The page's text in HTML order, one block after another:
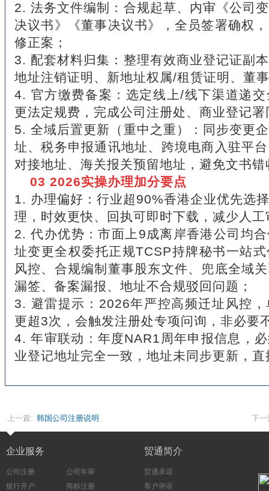
2. 法务文件编制：合规起草、内审《公司
决议书》《董事决议书》，全员签署确权
修正案；
3. 配套材料归集：整理有效商业登记证副
地址注销证明、新地址权属/租赁证明、董
4. 官方缴费备案：选定线上/线下渠道递
更法定规费，完成公司注册处、商业登记
5. 全域后置更新（重中之重）：同步变更
址、税务申报通讯地址、跨境电商入驻平
对接地址、海关报关预留地址，避免文书
03 2026实操办理加分要点
1. 办理偏好：行业超90%香港企业优先选
理，时效更快、回执可即时下载，减少人
2. 代办优势：市面上9成离岸香港公司均
址变更全权委托正规TCSP持牌秘书一站
风控、合规编制董事股东文件、兜底全域
漏签、备案漏报、地址不合规驳回问题；
3. 避雷提示：2026年严控高频迁址风控
更超3次，会触发注册处专项问询，非必要
4. 年审联动：年度NAR1周年申报信息，
业登记地址完全一致，地址未同步更新，
上一篇: 韩国公司注册说明 下一
企业服务
公司注册
公司年审
银行开户
商标注册
贸通简介
贸通承诺
客户评语